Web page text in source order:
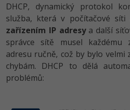
DHCP, dynamický protokol
služba, která v počítačové síti
zařízením IP adresya další
správce sítě musel každému
adresu ručně, což by bylo velmi
chybám. DHCP to dělá
problémů: